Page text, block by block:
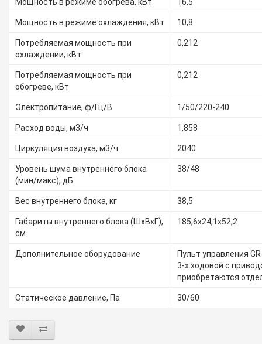
Мощность в режиме охлаждения, кВт 10,8
Потребляемая мощность при
охлаждении, кВт
0,212
Потребляемая мощность при
обогреве, кВт
0,212
Электропитание, ф/Гц/В 1/50/220-240
Расход воды, м3/ч 1,858
Циркуляция воздуха, м3/ч 2040
Уровень шума внутреннего блока
(мин/макс), дБ
38/48
Вес внутреннего блока, кг 38,5
Габариты внутреннего блока (ШxВxГ),
см
185,6х24,1х52,2
Дополнительное оборудование
Пульт управления
3-х ходовой с
приобретаются
Статическое давление, Па 30/60